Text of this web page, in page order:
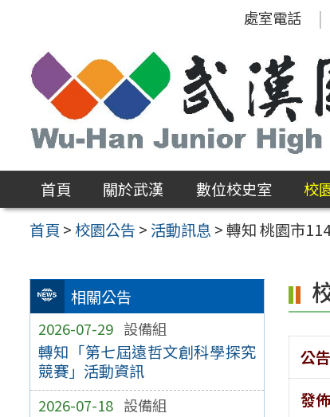
區
處室電話
首頁 關於武漢 數位校史室 校
首頁 >校園公告 > 活動訊息 >轉知 桃園市
相關公告
2026-07-29 設備組
轉知「第七屆遠哲文創科學探究
競賽」活動資訊
2026-07-18 設備組
公
發